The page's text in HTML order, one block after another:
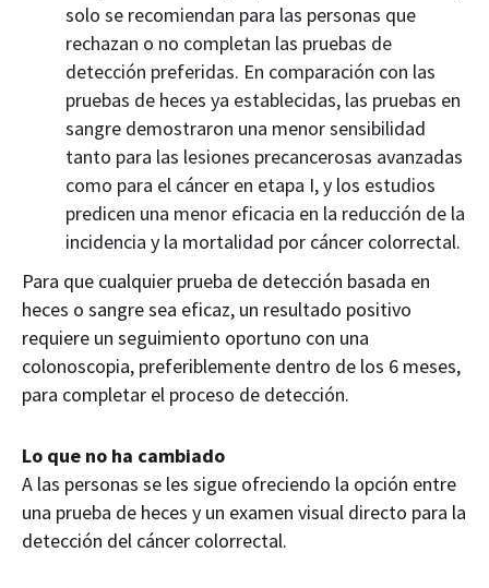
solo se recomiendan para las personas que
rechazan o no completan las pruebas de
detección preferidas. En comparación con las
pruebas de heces ya establecidas, las pruebas en
sangre demostraron una menor sensibilidad
tanto para las lesiones precancerosas avanzadas
como para el cáncer en etapa I, y los estudios
predicen una menor eficacia en la reducción de la
incidencia y la mortalidad por cáncer colorrectal.
Para que cualquier prueba de detección basada en
heces o sangre sea eficaz, un resultado positivo
requiere un seguimiento oportuno con una
colonoscopia, preferiblemente dentro de los 6 meses,
para completar el proceso de detección.
Lo que no ha cambiado
A las personas se les sigue ofreciendo la opción entre
una prueba de heces y un examen visual directo para la
detección del cáncer colorrectal.